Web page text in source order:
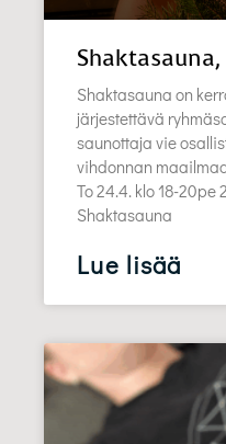
Shaktasauna on
järjestettävä
saunottaja vie
vihdonnan
To 24.4. klo 18-20pe
Shaktasauna
Lue lisää